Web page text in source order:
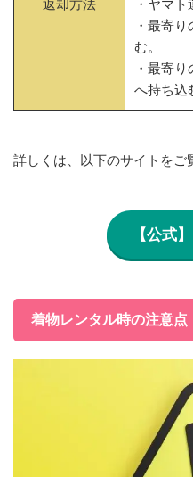
返却方法
・ヤマ
・最寄
む。
・最寄
へ持ち込
詳しくは、以下のサイトをご
【公式
着物レンタル時の注意点